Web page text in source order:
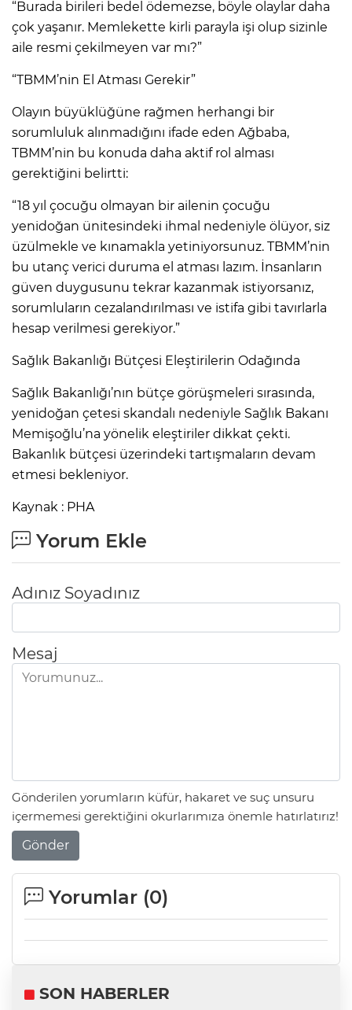
“Burada birileri bedel ödemezse, böyle olaylar daha
çok yaşanır. Memlekette kirli parayla işi olup sizinle
aile resmi çekilmeyen var mı?”
“TBMM’nin El Atması Gerekir”
Olayın büyüklüğüne rağmen herhangi bir
sorumluluk alınmadığını ifade eden Ağbaba,
TBMM’nin bu konuda daha aktif rol alması
gerektiğini belirtti:
“18 yıl çocuğu olmayan bir ailenin çocuğu
yenidoğan ünitesindeki ihmal nedeniyle ölüyor, siz
üzülmekle ve kınamakla yetiniyorsunuz. TBMM’nin
bu utanç verici duruma el atması lazım. İnsanların
güven duygusunu tekrar kazanmak istiyorsanız,
sorumluların cezalandırılması ve istifa gibi tavırlarla
hesap verilmesi gerekiyor.”
Sağlık Bakanlığı Bütçesi Eleştirilerin Odağında
Sağlık Bakanlığı’nın bütçe görüşmeleri sırasında,
yenidoğan çetesi skandalı nedeniyle Sağlık Bakanı
Memişoğlu’na yönelik eleştiriler dikkat çekti.
Bakanlık bütçesi üzerindeki tartışmaların devam
etmesi bekleniyor.
Kaynak : PHA
Yorum Ekle
Adınız Soyadınız
Mesaj
Gönderilen yorumların küfür, hakaret ve suç unsuru
içermemesi gerektiğini okurlarımıza önemle hatırlatırız!
Gönder
Yorumlar (0)
SON HABERLER